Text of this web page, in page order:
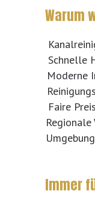
Warum
Schnelle
Moderne
Faire
Umgebung
Immer